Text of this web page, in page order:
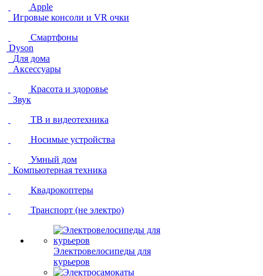
Apple
Игровые консоли и VR очки
Смартфоны
Dyson
Для дома
Аксессуары
Красота и здоровье
Звук
ТВ и видеотехника
Носимые устройства
Умный дом
Компьютерная техника
Квадрокоптеры
Транспорт (не электро)
Электровелосипеды для
курьеров